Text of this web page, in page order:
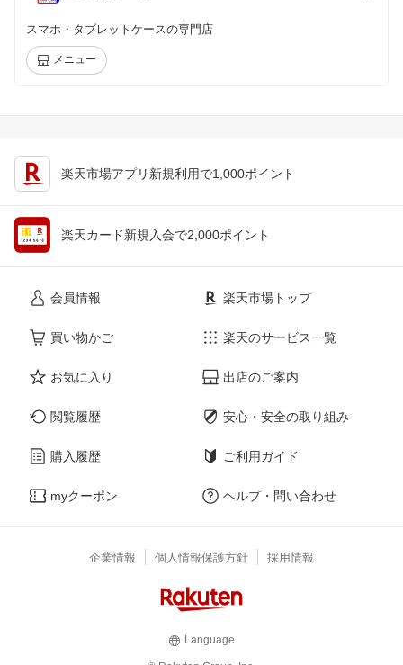
スマホ・タブレットケースの専門店
メニュー
楽天市場アプリ新規利用で1,000ポイント
楽天カード新規入会で2,000ポイント
会員情報
買い物かご
お気に入り
閲覧履歴
購入履歴
myクーポン
楽天市場トップ
楽天のサービス一覧
出店のご案内
安心・安全の取り組み
ご利用ガイド
ヘルプ・問い合わせ
企業情報 個人情報保護方針 採用情報
Language